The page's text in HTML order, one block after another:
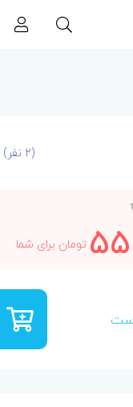
(2 نفر)
تومان برای شما